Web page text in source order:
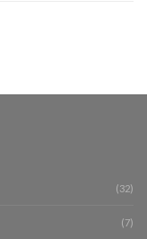
(32)
(7)